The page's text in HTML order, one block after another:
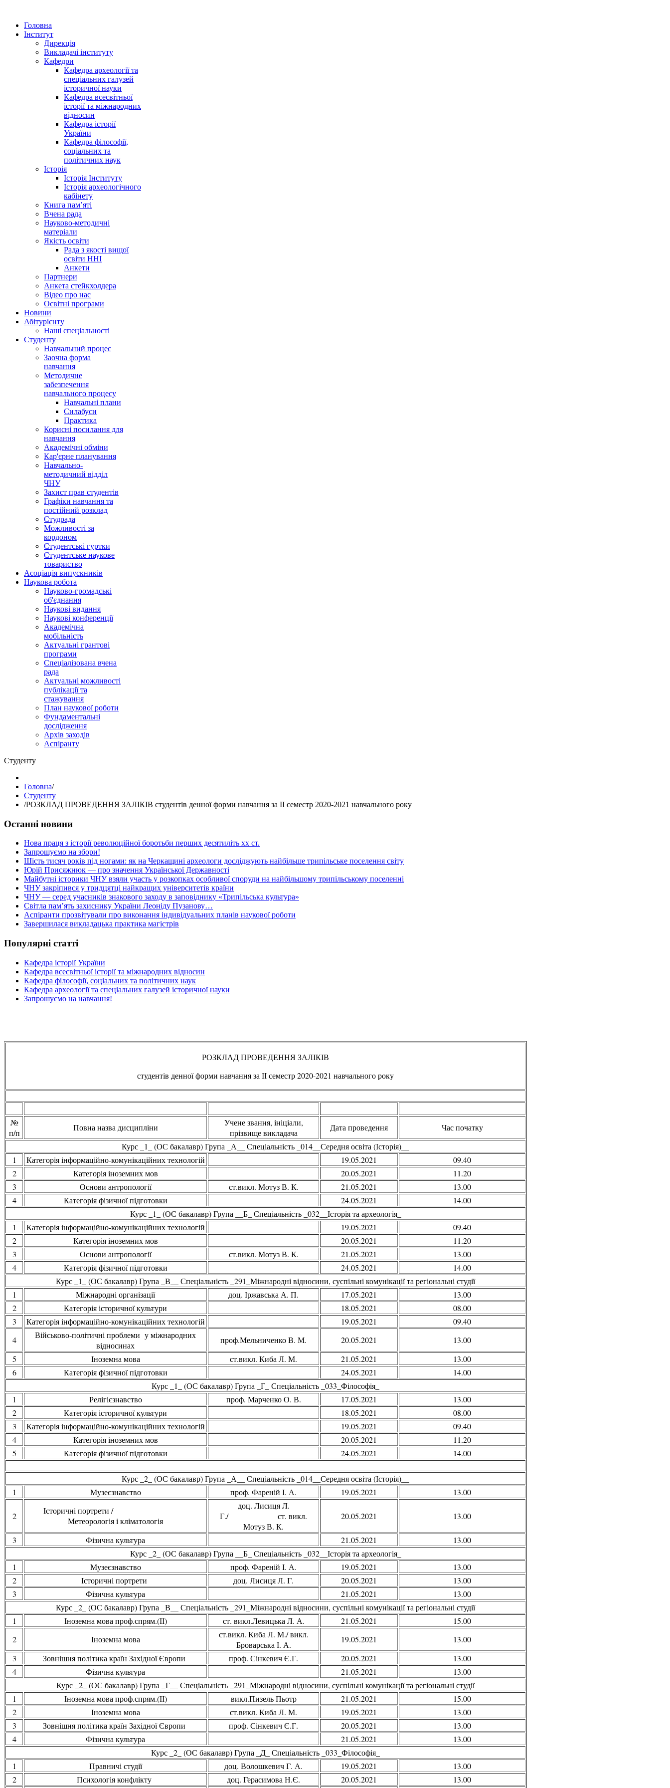
Головна
Інститут
Дирекція
Викладачі інституту
Кафедри
Кафедра археології та
спеціальних галузей
історичної науки
Кафедра всесвітньої
історії та міжнародних
відносин
Кафедра історії
України
Кафедра філософії,
соціальних та
політичних наук
Історія
Історія Інституту
Історія археологічного
кабінету
Книга памʼяті
Вчена рада
Науково-методичні
матеріали
Якість освіти
Рада з якості вищої
освіти ННІ
Анкети
Партнери
Анкета стейкхолдера
Відео про нас
Освітні програми
Hовини
Абітурієнту
Наші спеціальності
Студенту
Навчальний процес
Заочна форма
навчання
Методичне
забезпечення
навчального процесу
Навчальні плани
Силабуси
Практика
Корисні посилання для
навчання
Академічні обміни
Кар'єрне планування
Навчально-
методичний відділ
ЧНУ
Захист прав студентів
Графіки навчання та
постійний розклад
Студрада
Можливості за
кордоном
Студентські гуртки
Студентське наукове
товариство
Асоціація випускників
Наукова робота
Науково-громадські
об'єднання
Наукові видання
Наукові конференції
Академічна
мобільність
Актуальні грантові
програми
Спеціалізована вчена
рада
Актуальні можливості
публікації та
стажування
План наукової роботи
Фундаментальні
дослідження
Архів заходів
Аспіранту
Студенту
Головна/
Студенту
/РОЗКЛАД ПРОВЕДЕННЯ ЗАЛІКІВ студентів денної форми навчання за ІІ семестр 2020-2021 навчального року
Останні новини
Нова праця з історії революційної боротьби перших десятиліть хх ст.
Запрошуємо на збори!
Шість тисяч років під ногами: як на Черкащині археологи досліджують найбільше трипільське поселення світу
Юрій Присяжнюк — про значення Української Державності
Майбутні історики ЧНУ взяли участь у розкопках особливої споруди на найбільшому трипільському поселенні
ЧНУ закріпився у тридцятці найкращих університетів країни
ЧНУ — серед учасників знакового заходу в заповіднику «Трипільська культура»
Світла пам’ять захиснику України Леоніду Пузанову…
Аспіранти прозвітували про виконання індивідуальних планів наукової роботи
Завершилася викладацька практика магістрів
Популярні статті
Кафедра історії України
Кафедра всесвітньої історії та міжнародних відносин
Кафедра філософії, соціальних та політичних наук
Кафедра археології та спеціальних галузей історичної науки
Запрошуємо на навчання!
РОЗКЛАД ПРОВЕДЕННЯ ЗАЛІКІВ
студентів денної форми навчання за ІІ семестр 2020-2021 навчального року
№
п/п
Повна назва дисципліни
Учене звання, ініціали,
прізвище викладача
Дата проведення
Час початку
Курс _1_ (ОС бакалавр) Група _А__ Спеціальність _014__Середня освіта (Історія)__
1
Категорія інформаційно-комунікаційних технологій 19.05.2021
09.40
2
Категорія іноземних мов 20.05.2021
11.20
3
Основи антропології ст.викл. Мотуз В. К. 21.05.2021
13.00
4
Категорія фізичної підготовки 24.05.2021
14.00
Курс _1_ (ОС бакалавр) Група __Б_ Спеціальність _032__Історія та археологія_
1
Категорія інформаційно-комунікаційних технологій 19.05.2021
09.40
2
Категорія іноземних мов 20.05.2021
11.20
3
Основи антропології ст.викл. Мотуз В. К. 21.05.2021
13.00
4
Категорія фізичної підготовки 24.05.2021
14.00
Курс _1_ (ОС бакалавр) Група _В__ Спеціальність _291_Міжнародні відносини, суспільні комунікації та регіональні студії
1
Міжнародні організації доц. Іржавська А. П. 17.05.2021
13.00
2
Категорія історичної культури 18.05.2021
08.00
3
Категорія інформаційно-комунікаційних технологій 19.05.2021
09.40
4
Військово-політичні проблеми у міжнародних
відносинах
проф.Мельниченко В. М. 20.05.2021
13.00
5
Іноземна мова ст.викл. Киба Л. М. 21.05.2021
13.00
6
Категорія фізичної підготовки 24.05.2021
14.00
Курс _1_ (ОС бакалавр) Група _Г_ Спеціальність _033_Філософія_
1
Релігієзнавство проф. Марченко О. В. 17.05.2021
13.00
2
Категорія історичної культури 18.05.2021
08.00
3
Категорія інформаційно-комунікаційних технологій 19.05.2021
09.40
4
Категорія іноземних мов 20.05.2021
11.20
5
Категорія фізичної підготовки 24.05.2021 14.00
Курс _2_ (ОС бакалавр) Група _А__ Спеціальність _014__Середня освіта (Історія)__
1
Музеєзнавство проф. Фареній І. А. 19.05.2021 13.00
2
Історичні портрети /
Метеорологія і кліматологія
доц. Лисиця Л.
Г./ ст. викл.
Мотуз В. К.
20.05.2021 13.00
3 Фізична культура 21.05.2021
13.00
Курс _2_ (ОС бакалавр) Група __Б_ Спеціальність _032__Історія та археологія_
1
Музеєзнавство проф. Фареній І. А. 19.05.2021
13.00
2
Історичні портрети доц. Лисиця Л. Г. 20.05.2021
13.00
3
Фізична культура 21.05.2021
13.00
Курс _2_ (ОС бакалавр) Група _В__ Спеціальність _291_Міжнародні відносини, суспільні комунікації та регіональні студії
1
Іноземна мова проф.спрям.(ІІ) ст. викл.Левицька Л. А. 21.05.2021
15.00
2
Іноземна мова
ст.викл. Киба Л. М./ викл.
Броварська І. А.
19.05.2021
13.00
3
Зовнішня політика країн Західної Європи проф. Сінкевич Є.Г. 20.05.2021
13.00
4
Фізична культура 21.05.2021
13.00
Курс _2_ (ОС бакалавр) Група _Г__ Спеціальність _291_Міжнародні відносини, суспільні комунікації та регіональні студії
1
Іноземна мова проф.спрям.(ІІ) викл.Пизель Пьотр 21.05.2021
15.00
2
Іноземна мова ст.викл. Киба Л. М. 19.05.2021
13.00
3
Зовнішня політика країн Західної Європи проф. Сінкевич Є.Г. 20.05.2021
13.00
4
Фізична культура 21.05.2021
13.00
Курс _2_ (ОС бакалавр) Група _Д_ Спеціальність _033_Філософія_
1
Правничі студії доц. Волошкевич Г. А. 19.05.2021
13.00
2
Психологія конфлікту доц. Герасимова Н.Є. 20.05.2021
13.00